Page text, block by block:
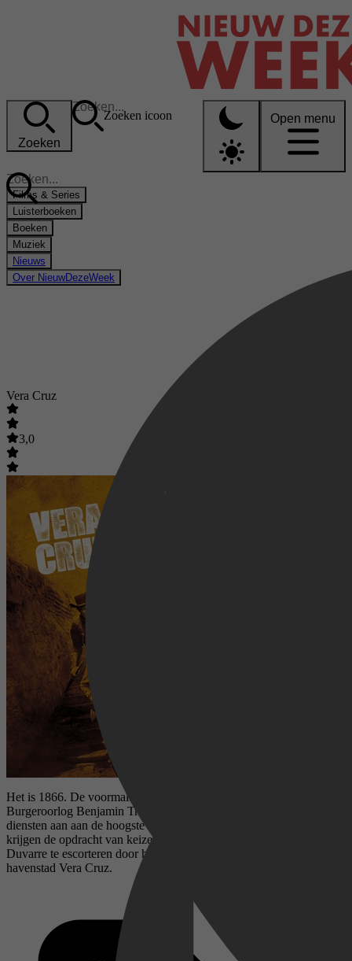
Zoeken
Zoeken icoon Open menu
Films & Series
Luisterboeken
Boeken
Muziek
Nieuws
Over NieuwDezeWeek
Vera Cruz
3,0
Het is 1866. De voormalige militair uit de Amerikaanse
Burgeroorlog Benjamin Trane en de outlaw Joe Erin bieden hun
diensten aan aan de hoogste bieders. Beiden reizen naar Mexico en
krijgen de opdracht van keizer Maximillian de hertogin Marie
Duvarre te escorteren door het gebied van de opstandelingen naar de
havenstad Vera Cruz.